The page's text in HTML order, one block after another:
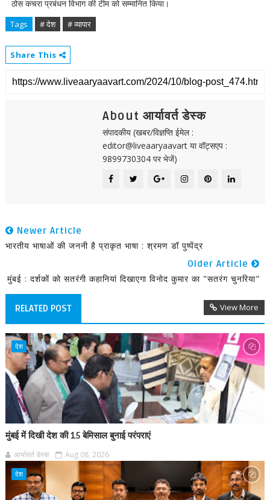
ठोस कचरा प्रबंधन विभाग की टीम को सम्मानित किया।
Tags # देश # व्यापार
Share This
About आर्यावर्त डेस्क
संपादकीय (खबर/विज्ञप्ति ईमेल :
editor@liveaaryaavart या वॉट्सएप :
9899730304 पर भेजें)
Newer Article
भारतीय भाषाओं की जननी है प्राकृत भाषा : श्रमण डॉ पुष्पेंद्र
Older Article
मुंबई : दर्शकों को सतरंगी कहानियां दिखाएगा विनोद कुमार का "सतरंग चुनरिया"
RELATED POST View More
देश
मुंबई में दिखी देश की 15 बेमिसाल बुनाई परंपराएं
आर्यावर्त डेस्क Aug 08, 2026
देश